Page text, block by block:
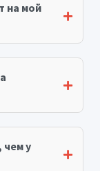
на мой
чем у